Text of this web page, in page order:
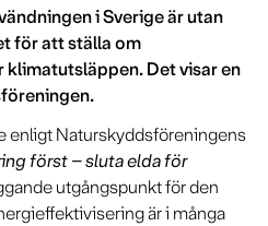
i Sverige är utan
för att ställa om
Det visar en
enligt Naturskyddsföreningens
först – sluta elda för
utgångspunkt för den
är i många